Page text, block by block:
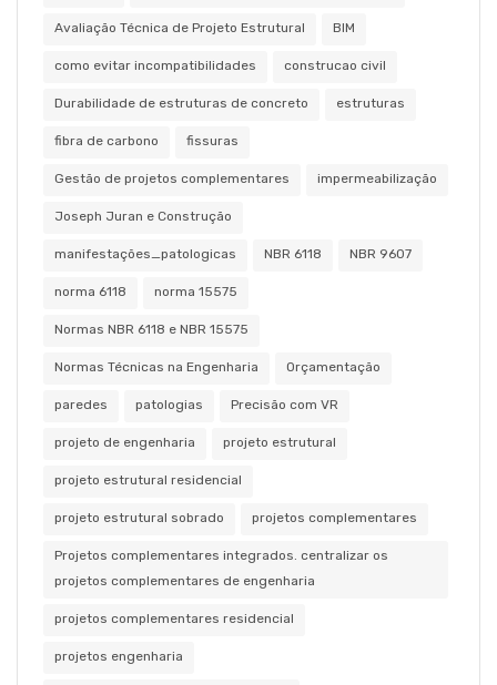
Avaliação Técnica de Projeto Estrutural BIM
como evitar incompatibilidades construcao civil
Durabilidade de estruturas de concreto estruturas
fibra de carbono fissuras
Gestão de projetos complementares impermeabilização
Joseph Juran e Construção
manifestações_patologicas NBR 6118 NBR 9607
norma 6118 norma 15575
Normas NBR 6118 e NBR 15575
Normas Técnicas na Engenharia Orçamentação
paredes patologias Precisão com VR
projeto de engenharia projeto estrutural
projeto estrutural residencial
projeto estrutural sobrado projetos complementares
Projetos complementares integrados. centralizar os
projetos complementares de engenharia
projetos complementares residencial
projetos engenharia